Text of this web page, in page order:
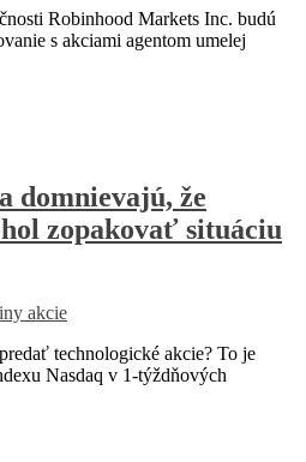
Robinhood Markets Inc. budú
s akciami agentom umelej
domnievajú, že
zopakovať situáciu
akcie
technologické akcie? To je
Nasdaq v 1-týždňových